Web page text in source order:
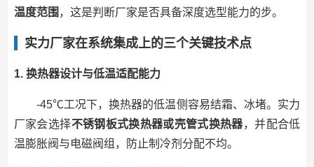
温度范围 ，这是判断厂家是否具备深度选型能力的步。
实力厂家在系统集成上的三个关键技术点
1. 换热器设计与低温适配能力
-45℃工况下，换热器的低温侧容易结霜、冰堵。实力
厂家会选择不锈钢板式换热器或壳管式换热器，并配合低
温膨胀阀与电磁阀组，防止制冷剂分配不均。